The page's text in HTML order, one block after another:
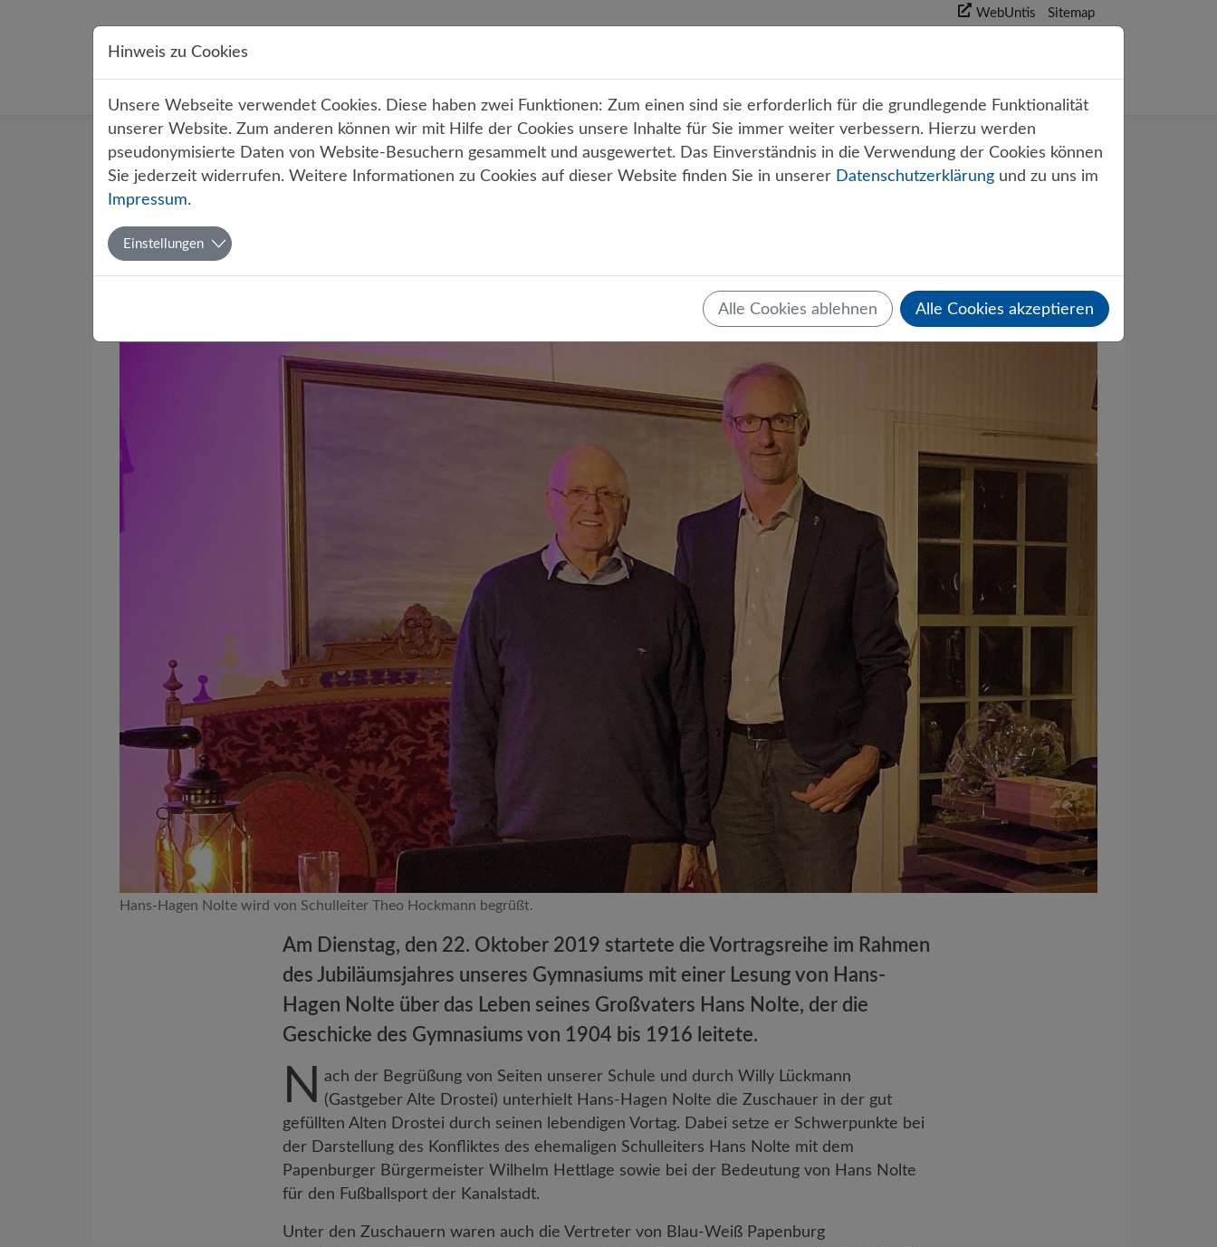
WebUntis Sitemap
Startseite
Über uns Aktuelles
Hans-Hagen Nolte
Hans-Hagen Nolte wird von Schulleiter Theo Hockmann begrüßt.
Am Dienstag, den 22. Oktober 2019 startete die Vortragsreihe im Rahmen
des Jubiläumsjahres unseres Gymnasiums mit einer Lesung von Hans-
Hagen Nolte über das Leben seines Großvaters Hans Nolte, der die
Geschicke des Gymnasiums von 1904 bis 1916 leitete.
N
ach der Begrüßung von Seiten unserer Schule und durch Willy Lückmann
(Gastgeber Alte Drostei) unterhielt Hans-Hagen Nolte die Zuschauer in der gut
gefüllten Alten Drostei durch seinen lebendigen Vortag. Dabei setze er Schwerpunkte bei
der Darstellung des Konfliktes des ehemaligen Schulleiters Hans Nolte mit dem
Papenburger Bürgermeister Wilhelm Hettlage sowie bei der Bedeutung von Hans Nolte
für den Fußballsport der Kanalstadt.
Unter den Zuschauern waren auch die Vertreter von Blau-Weiß Papenburg
Hinweis zu Cookies
Unsere Webseite verwendet Cookies. Diese haben zwei Funktionen: Zum einen sind sie erforderlich für die grundlegende Funktionalität
unserer Website. Zum anderen können wir mit Hilfe der Cookies unsere Inhalte für Sie immer weiter verbessern. Hierzu werden
pseudonymisierte Daten von Website-Besuchern gesammelt und ausgewertet. Das Einverständnis in die Verwendung der Cookies können
Sie jederzeit widerrufen. Weitere Informationen zu Cookies auf dieser Website finden Sie in unserer Datenschutzerklärung und zu uns im
Impressum.
Einstellungen
Alle Cookies ablehnen Alle Cookies akzeptieren